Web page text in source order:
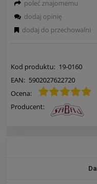
Kod produktu: 19-0160
EAN: 5902027622720
Ocena:
Producent:
poleć znajomemu
dodaj opinię
dodaj do przechowalni